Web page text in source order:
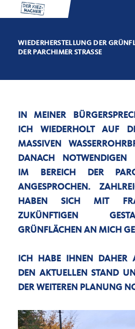
WIEDERHERSTELLUNG DER
DER PARCHIMER STRASSE
IN MEINER
ICH WIEDERHOLT AUF
MASSIVEN
DANACH NOTWENDIGEN
IM BEREICH DER
NGESPROCHEN.
ABEN SICH MIT
UKÜNFTIGEN
RÜNFLÄCHEN AN MICH
ICH HABE IHNEN DAHER
DEN AKTUELLEN STAND
DER WEITEREN PLANUNG